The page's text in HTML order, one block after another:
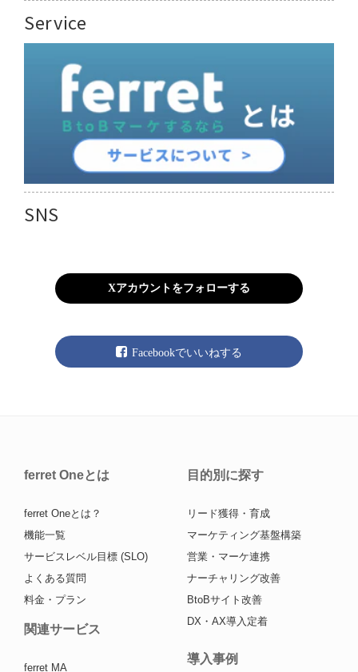
Service
SNS
Xアカウントをフォローする
Facebookでいいねする
ferret Oneとは
ferret Oneとは？
機能一覧
サービスレベル目標 (SLO)
よくある質問
料金・プラン
関連サービス
ferret MA
目的別に探す
リード獲得・育成
マーケティング基盤構築
営業・マーケ連携
ナーチャリング改善
BtoBサイト改善
DX・AX導入定着
導入事例